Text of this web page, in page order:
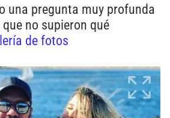
una pregunta muy profunda
no supieron qué
de fotos